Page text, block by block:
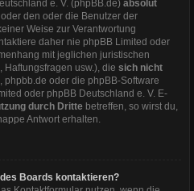
e. V. (phpBB.de) absolut
den oder die Benutzer der
Weise zur Verantwortung
daher nie phpBB Limited oder
mit jeglichen juristischen
usw.), die sich nicht
phpbb.de oder die phpBB-Software
oder phpBB Deutschland e. V. E-
durch Dritte betreffen, so wirst du,
Antwort erhalten.
Boards kontaktieren?